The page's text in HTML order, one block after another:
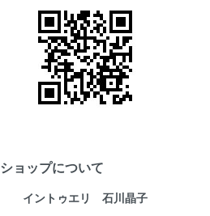
ショップについて
イントゥエリ 石川晶子